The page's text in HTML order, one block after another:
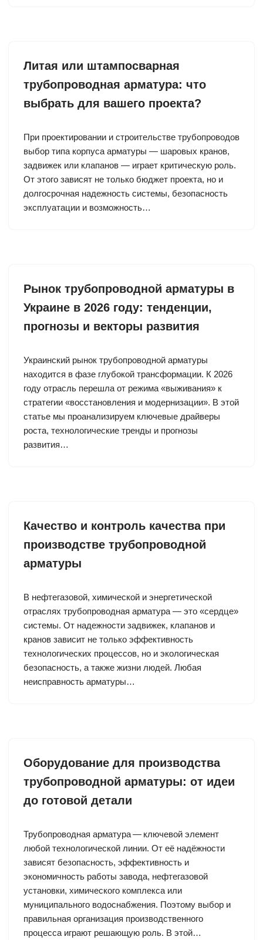
Литая или штампосварная
трубопроводная арматура: что
выбрать для вашего проекта?
При проектировании и строительстве трубопроводов
выбор типа корпуса арматуры — шаровых кранов,
задвижек или клапанов — играет критическую роль.
От этого зависят не только бюджет проекта, но и
долгосрочная надежность системы, безопасность
эксплуатации и возможность…
Рынок трубопроводной арматуры в
Украине в 2026 году: тенденции,
прогнозы и векторы развития
Украинский рынок трубопроводной арматуры
находится в фазе глубокой трансформации. К 2026
году отрасль перешла от режима «выживания» к
стратегии «восстановления и модернизации». В этой
статье мы проанализируем ключевые драйверы
роста, технологические тренды и прогнозы
развития…
Качество и контроль качества при
производстве трубопроводной
арматуры
В нефтегазовой, химической и энергетической
отраслях трубопроводная арматура — это «сердце»
системы. От надежности задвижек, клапанов и
кранов зависит не только эффективность
технологических процессов, но и экологическая
безопасность, а также жизни людей. Любая
неисправность арматуры…
Оборудование для производства
трубопроводной арматуры: от идеи
до готовой детали
Трубопроводная арматура — ключевой элемент
любой технологической линии. От её надёжности
зависят безопасность, эффективность и
экономичность работы завода, нефтегазовой
установки, химического комплекса или
муниципального водоснабжения. Поэтому выбор и
правильная организация производственного
процесса играют решающую роль. В этой…